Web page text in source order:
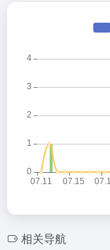
相关导航